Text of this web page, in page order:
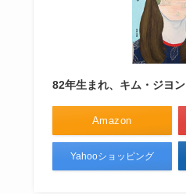
82年生まれ、キム・ジヨン
Amazon
Yahooショッピング